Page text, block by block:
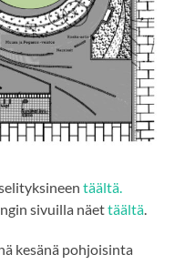
täältä.
sivuilla näettäältä
kesänä pohjoisinta